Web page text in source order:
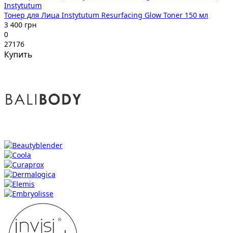
Instytutum
Тонер для Лица Instytutum Resurfacing Glow Toner 150 мл
3 400 грн
0
27176
Купить